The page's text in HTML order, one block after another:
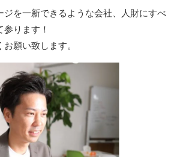
ジを一新できるような会社、人財にすべ
参ります！
願い致します。